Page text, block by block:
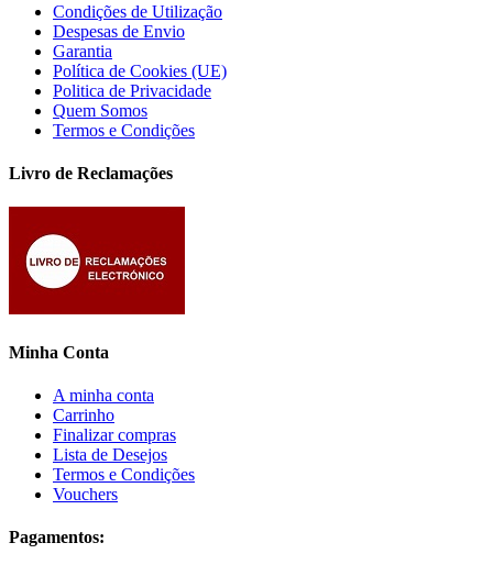
Condições de Utilização
Despesas de Envio
Garantia
Política de Cookies (UE)
Politica de Privacidade
Quem Somos
Termos e Condições
Livro de Reclamações
Minha Conta
A minha conta
Carrinho
Finalizar compras
Lista de Desejos
Termos e Condições
Vouchers
Pagamentos: